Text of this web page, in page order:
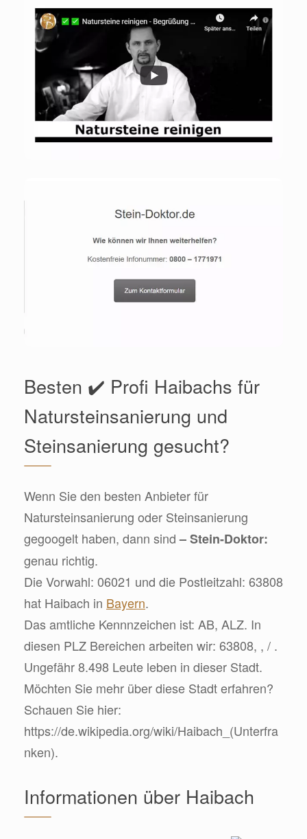
Besten ✔️ Profi Haibachs für
Natursteinsanierung und
Steinsanierung gesucht?
Wenn Sie den besten Anbieter für
Natursteinsanierung oder Steinsanierung
gegoogelt haben, dann sind– Stein-Doktor:
genau richtig.
Die Vorwahl: 06021 und die Postleitzahl: 63808
hat Haibach in Bayern.
Das amtliche Kennnzeichen ist: AB, ALZ. In
diesen PLZ Bereichen arbeiten wir: 63808, , / .
Ungefähr 8.498 Leute leben in dieser Stadt.
Möchten Sie mehr über diese Stadt erfahren?
Schauen Sie hier:
https://de.wikipedia.org/wiki/Haibach_(Unterfra
nken).
Informationen über Haibach